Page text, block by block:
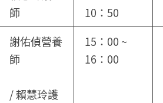
師
10：50
謝佑偵營養
師
/ 賴慧玲護
15：00 ~
16：00